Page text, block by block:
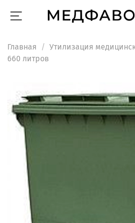
Главная Утилизация
660 литров